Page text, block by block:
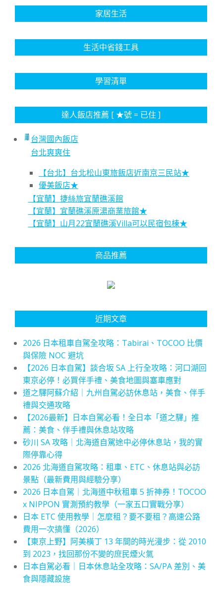
家居生活
生活中省錢工具
學習清單
達人飯店推薦 [ ★號 = 已住 ]
台灣國內飯店
台北爽爽住
【台北】台北松山東旅飯店近南京三民站★
優美飯店★
【宜蘭】捷絲旅宜蘭礁溪館
【宜蘭】宜蘭礁溪原湯商業旅館★
【宜蘭】山月22宜蘭礁溪Villa可以民宿包棟★
商品推薦
近期文章
2026 日本租車自駕全攻略：Tabirai、TOCOO 比價
與保險 NOC 避坑
【2026 日本自駕】談合坂 SA 上行全攻略：河口湖回
東京必停！必買伴手禮、美食地圖與塞車應對
道之驛阿蘇介紹｜九州自駕必訪休息站，美食、伴手
禮與交通攻略
【2026最新】日本自駕必看！全日本「道之驛」推
薦：美食、伴手禮與休息站攻略
砂川 SA 攻略｜北海道自駕途中必停休息站，我的實
際停靠心得
2026 北海道自駕攻略：租車、ETC、休息站與必訪
景點（最新費用與經驗分享）
2026 日本自駕｜北海道中秋租車 5 折神券！TOCOO
x NIPPON 實測預約教學（一家五口實戰分享）
日本 ETC 使用教學｜怎麼租？要不要租？高速公路
費用一次搞懂（2026）
【東京上野】阿美橫丁 13 年間的時光漫步：從 2010
到 2023，找回那份不變的庶民煙火氣
日本自駕必看｜日本休息站全攻略：SA/PA 差別、美
食與隱藏設施